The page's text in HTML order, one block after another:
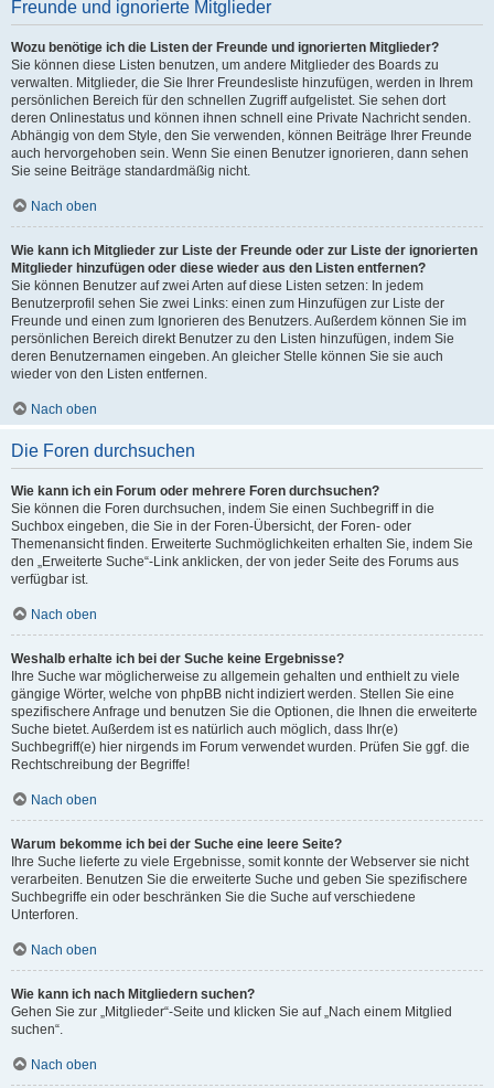
Freunde und ignorierte Mitglieder
Wozu benötige ich die Listen der Freunde und ignorierten Mitglieder?
Sie können diese Listen benutzen, um andere Mitglieder des Boards zu
verwalten. Mitglieder, die Sie Ihrer Freundesliste hinzufügen, werden in Ihrem
persönlichen Bereich für den schnellen Zugriff aufgelistet. Sie sehen dort
deren Onlinestatus und können ihnen schnell eine Private Nachricht senden.
Abhängig von dem Style, den Sie verwenden, können Beiträge Ihrer Freunde
auch hervorgehoben sein. Wenn Sie einen Benutzer ignorieren, dann sehen
Sie seine Beiträge standardmäßig nicht.
Nach oben
Wie kann ich Mitglieder zur Liste der Freunde oder zur Liste der ignorierten
Mitglieder hinzufügen oder diese wieder aus den Listen entfernen?
Sie können Benutzer auf zwei Arten auf diese Listen setzen: In jedem
Benutzerprofil sehen Sie zwei Links: einen zum Hinzufügen zur Liste der
Freunde und einen zum Ignorieren des Benutzers. Außerdem können Sie im
persönlichen Bereich direkt Benutzer zu den Listen hinzufügen, indem Sie
deren Benutzernamen eingeben. An gleicher Stelle können Sie sie auch
wieder von den Listen entfernen.
Nach oben
Die Foren durchsuchen
Wie kann ich ein Forum oder mehrere Foren durchsuchen?
Sie können die Foren durchsuchen, indem Sie einen Suchbegriff in die
Suchbox eingeben, die Sie in der Foren-Übersicht, der Foren- oder
Themenansicht finden. Erweiterte Suchmöglichkeiten erhalten Sie, indem Sie
den „Erweiterte Suche“-Link anklicken, der von jeder Seite des Forums aus
verfügbar ist.
Nach oben
Weshalb erhalte ich bei der Suche keine Ergebnisse?
Ihre Suche war möglicherweise zu allgemein gehalten und enthielt zu viele
gängige Wörter, welche von phpBB nicht indiziert werden. Stellen Sie eine
spezifischere Anfrage und benutzen Sie die Optionen, die Ihnen die erweiterte
Suche bietet. Außerdem ist es natürlich auch möglich, dass Ihr(e)
Suchbegriff(e) hier nirgends im Forum verwendet wurden. Prüfen Sie ggf. die
Rechtschreibung der Begriffe!
Nach oben
Warum bekomme ich bei der Suche eine leere Seite?
Ihre Suche lieferte zu viele Ergebnisse, somit konnte der Webserver sie nicht
verarbeiten. Benutzen Sie die erweiterte Suche und geben Sie spezifischere
Suchbegriffe ein oder beschränken Sie die Suche auf verschiedene
Unterforen.
Nach oben
Wie kann ich nach Mitgliedern suchen?
Gehen Sie zur „Mitglieder“-Seite und klicken Sie auf „Nach einem Mitglied
suchen“.
Nach oben